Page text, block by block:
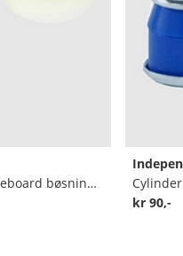
91A Hardcore Medium Skateboard bøsninger incl. Washer
kr 90,-